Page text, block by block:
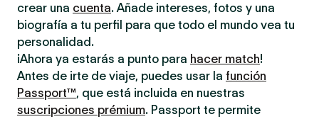
crear una cuenta. Añade intereses, fotos y una
biografía a tu perfil para que todo el mundo vea tu
personalidad.
¡Ahora ya estarás a punto para hacer match!
Antes de irte de viaje, puedes usar la función
Passport™, que está incluida en nuestras
suscripciones prémium. Passport te permite